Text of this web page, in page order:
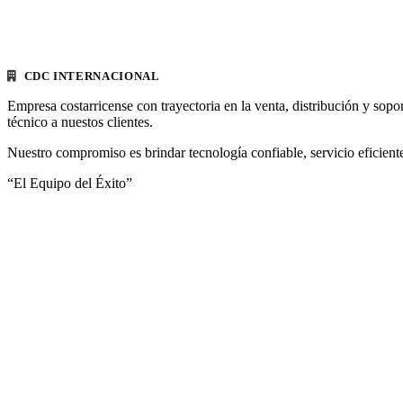
CDC INTERNACIONAL
Empresa costarricense con trayectoria en la venta, distribución y
técnico a nuestos clientes.
Nuestro compromiso es brindar tecnología confiable, servicio
“El Equipo del Éxito”